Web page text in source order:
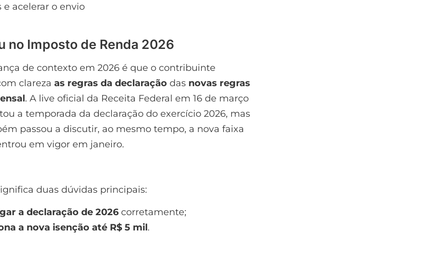
e acelerar o envio
no Imposto de Renda 2026
de contexto em 2026 é que o contribuinte
clareza as regras da declaração das novas regras
. A live oficial da Receita Federal em 16 de março
a temporada da declaração do exercício 2026, mas
passou a discutir, ao mesmo tempo, a nova faixa
em vigor em janeiro.
duas dúvidas principais:
a declaração de 2026 corretamente;
a nova isenção até R$ 5 mil.